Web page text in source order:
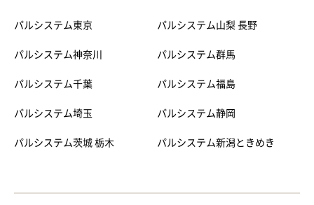
パルシステム東京
パルシステム神奈川
パルシステム千葉
パルシステム埼玉
パルシステム茨城 栃木
パルシステム山梨 長野
パルシステム群馬
パルシステム福島
パルシステム静岡
パルシステム新潟ときめき